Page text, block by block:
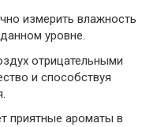
измерить влажность
уровне.
отрицательными
и способствуя
приятные ароматы в